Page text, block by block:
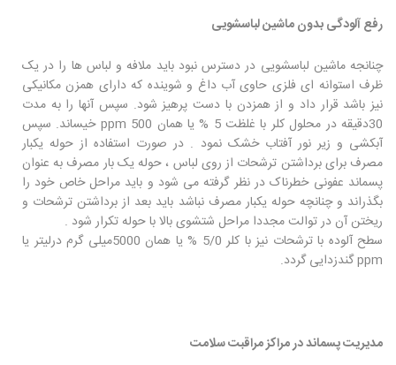
رفع آلودگی بدون ماشین لباسشویی
چنانجه ماشین لباسشویی در دسترس نبود باید ملافه و لباس ها را در یک
ظرف استوانه ای فلزی حاوی آب داغ و شوینده که دارای همزن مکانیکی
نیز باشد قرار داد و از همزدن با دست پرهیز شود. سپس آنها را به مدت
30دقیقه در محلول کلر با غلظت 5 % یا همان 500 ppm خیساند. سپس
آبکشی و زیر نور آفتاب خشک نمود . در صورت استفاده از حوله یکبار
مصرف برای برداشتن ترشحات از روی لباس ، حوله یک بار مصرف به عنوان
پسماند عفونی خطرناک در نظر گرفته می شود و باید مراحل خاص خود را
بگذراند و چنانچه حوله یکبار مصرف نباشد باید بعد از برداشتن ترشحات و
ریختن آن در توالت مجددا مراحل شتشوی بالا با حوله تکرار شود .
سطح آلوده با ترشحات نیز با کلر 5/0 % یا همان 5000میلی گرم درلیتر یا
ppm گندزدایی گردد.
مدیریت پسماند در مراکز مراقبت سلامت